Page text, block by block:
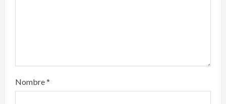
Nombre*